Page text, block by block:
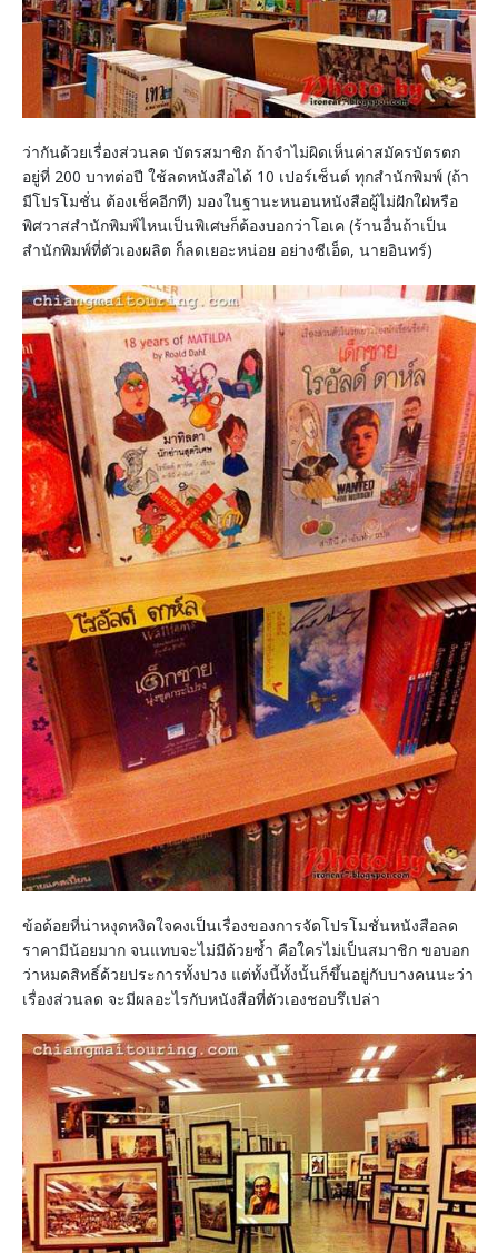
ว่ากันด้วยเรื่องส่วนลด บัตรสมาชิก ถ้าจำไม่ผิดเห็นค่าสมัครบัตรตก
อยู่ที่ 200 บาทต่อปี ใช้ลดหนังสือได้ 10 เปอร์เซ็นต์ ทุกสำนักพิมพ์ (ถ้า
มีโปรโมชั่น ต้องเช็คอีกที) มองในฐานะหนอนหนังสือผู้ไม่ฝักใฝ่หรือ
พิศวาสสำนักพิมพ์ไหนเป็นพิเศษก็ต้องบอกว่าโอเค (ร้านอื่นถ้าเป็น
สำนักพิมพ์ที่ตัวเองผลิต ก็ลดเยอะหน่อย อย่างซีเอ็ด, นายอินทร์)
ข้อด้อยที่น่าหงุดหงิดใจคงเป็นเรื่องของการจัดโปรโมชั่นหนังสือลด
ราคามีน้อยมาก จนแทบจะไม่มีด้วยซ้ำ คือใครไม่เป็นสมาชิก ขอบอก
ว่าหมดสิทธิ์ด้วยประการทั้งปวง แต่ทั้งนี้ทั้งนั้นก็ขึ้นอยู่กับบางคนนะว่า
เรื่องส่วนลด จะมีผลอะไรกับหนังสือที่ตัวเองชอบรึเปล่า